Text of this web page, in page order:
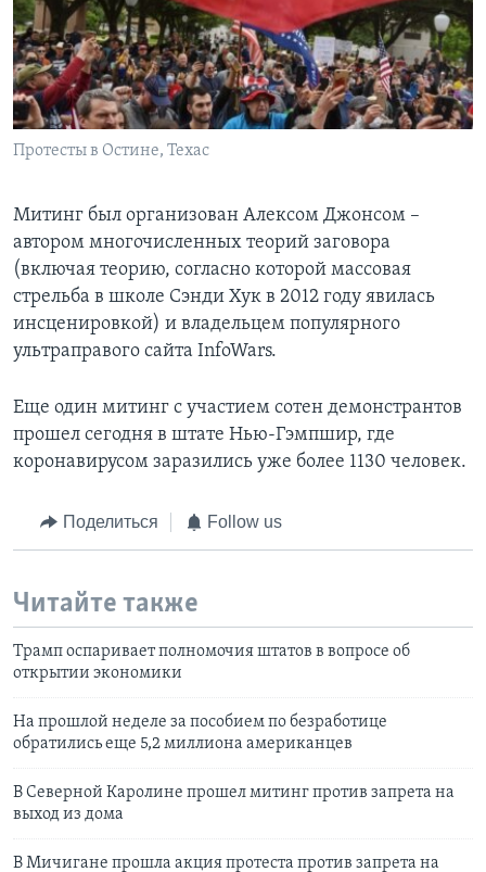
Протесты в Остине, Техас
Митинг был организован Алексом Джонсом –
автором многочисленных теорий заговора
(включая теорию, согласно которой массовая
стрельба в школе Сэнди Хук в 2012 году явилась
инсценировкой) и владельцем популярного
ультраправого сайта InfoWars.
Еще один митинг с участием сотен демонстрантов
прошел сегодня в штате Нью-Гэмпшир, где
коронавирусом заразились уже более 1130 человек.
Поделиться Follow us
Читайте также
Трамп оспаривает полномочия штатов в вопросе об
открытии экономики
На прошлой неделе за пособием по безработице
обратились еще 5,2 миллиона американцев
В Северной Каролине прошел митинг против запрета на
выход из дома
В Мичигане прошла акция протеста против запрета на